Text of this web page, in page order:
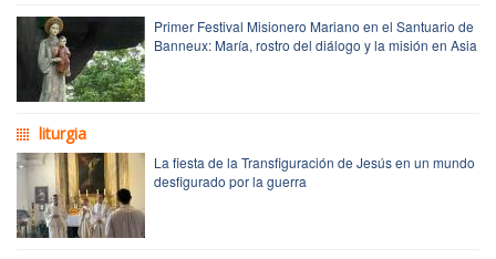
Primer Festival Misionero Mariano en el Santuario de
Banneux: María, rostro del diálogo y la misión en Asia
liturgia
La fiesta de la Transfiguración de Jesús en un mundo
desfigurado por la guerra